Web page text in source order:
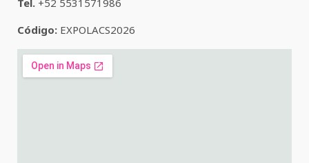
Código: EXPOLACS2026